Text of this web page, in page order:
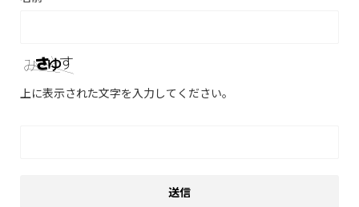
上に表示された文字を入力してください。